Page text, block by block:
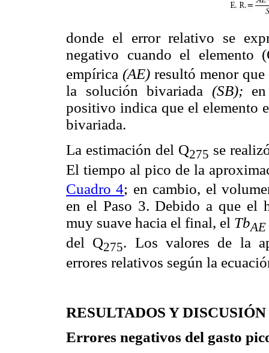
donde el error relativo se
negativo cuando el elemento
empírica(AE)resultó menor
la solución bivariada (SB);
positivo indica que el elemento
bivariada.
La estimación del Q275 se
El tiempo al pico de la
Cuadro 4; en cambio, el
en el Paso 3. Debido a que el
muy suave hacia el final, el TbAE
del Q275. Los valores de la
errores relativos según la
RESULTADOS Y DISCUSIÓN
Errores negativos del gasto